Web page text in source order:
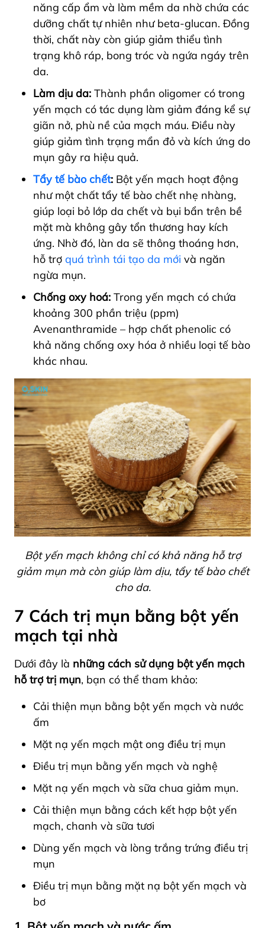
năng cấp ẩm và làm mềm da nhờ chứa các
dưỡng chất tự nhiên như beta-glucan. Đồng
thời, chất này còn giúp giảm thiểu tình
trạng khô ráp, bong tróc và ngứa ngáy trên
da.
Làm dịu da: Thành phần oligomer có trong
yến mạch có tác dụng làm giảm đáng kể sự
giãn nở, phù nề của mạch máu. Điều này
giúp giảm tình trạng mẩn đỏ và kích ứng do
mụn gây ra hiệu quả.
Tẩy tế bào chết: Bột yến mạch hoạt động
như một chất tẩy tế bào chết nhẹ nhàng,
giúp loại bỏ lớp da chết và bụi bẩn trên bề
mặt mà không gây tổn thương hay kích
ứng. Nhờ đó, làn da sẽ thông thoáng hơn,
hỗ trợ quá trình tái tạo da mới và ngăn
ngừa mụn.
Chống oxy hoá: Trong yến mạch có chứa
khoảng 300 phần triệu (ppm)
Avenanthramide – hợp chất phenolic có
khả năng chống oxy hóa ở nhiều loại tế bào
khác nhau.
Bột yến mạch không chỉ có khả năng hỗ trợ
giảm mụn mà còn giúp làm dịu, tẩy tế bào chết
cho da.
7 Cách trị mụn bằng bột yến
mạch tại nhà
Dưới đây là những cách sử dụng bột yến mạch
hỗ trợ trị mụn, bạn có thể tham khảo:
Cải thiện mụn bằng bột yến mạch và nước
ấm
Mặt nạ yến mạch mật ong điều trị mụn
Điều trị mụn bằng yến mạch và nghệ
Mặt nạ yến mạch và sữa chua giảm mụn.
Cải thiện mụn bằng cách kết hợp bột yến
mạch, chanh và sữa tươi
Dùng yến mạch và lòng trắng trứng điều trị
mụn
Điều trị mụn bằng mặt nạ bột yến mạch và
bơ